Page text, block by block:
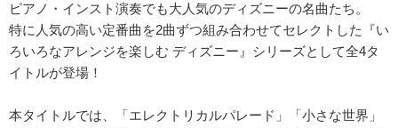
ピアノ・インスト演奏でも大人気のディズニーの名曲たち。
特に人気の高い定番曲を2曲ずつ組み合わせてセレクトした『い
ろいろなアレンジを楽しむ ディズニー』シリーズとして全4タ
イトルが登場！
本タイトルでは、「エレクトリカルパレード」「小さな世界」